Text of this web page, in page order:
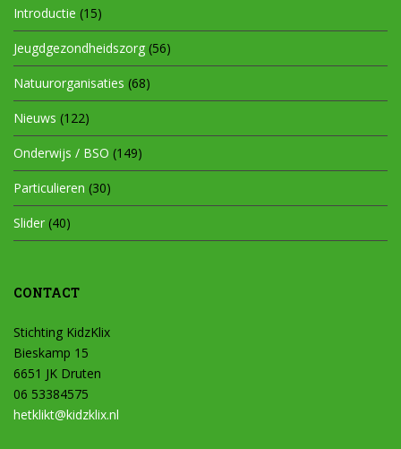
Introductie (15)
Jeugdgezondheidszorg (56)
Natuurorganisaties (68)
Nieuws (122)
Onderwijs / BSO (149)
Particulieren (30)
Slider (40)
CONTACT
Stichting KidzKlix
Bieskamp 15
6651 JK Druten
06 53384575
hetklikt@kidzklix.nl